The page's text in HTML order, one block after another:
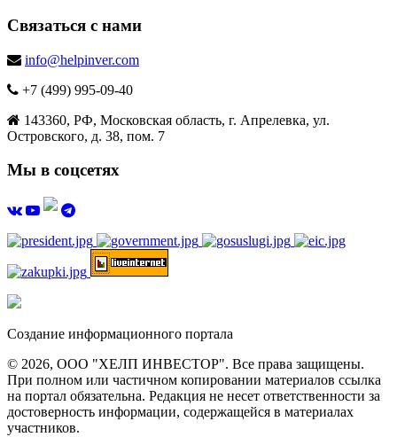
Связаться с нами
info@helpinver.com
+7 (499) 995-09-40
143360, РФ, Московская область, г. Апрелевка, ул.
Островского, д. 38, пом. 7
Мы в соцсетях
Создание информационного портала
© 2026, ООО "ХЕЛП ИНВЕСТОР". Все права защищены.
При полном или частичном копировании материалов ссылка
на портал обязательна. Редакция не несет ответственности за
достоверность информации, содержащейся в материалах
участников.